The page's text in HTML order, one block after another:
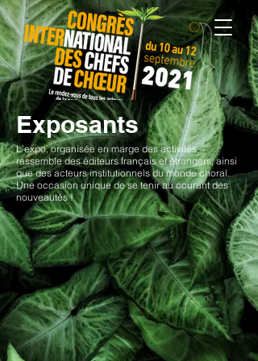
Exposants
L’expo, organisée en marge des activités,
rassemble des éditeurs français et étrangers, ainsi
que des acteurs institutionnels du monde choral.
Une occasion unique de se tenir au courant des
nouveautés !